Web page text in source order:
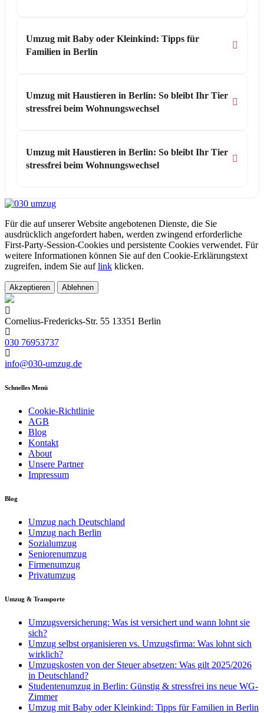
Umzug mit Baby oder Kleinkind: Tipps für
Familien in Berlin
Umzug mit Haustieren in Berlin: So bleibt Ihr Tier
stressfrei beim Wohnungswechsel
Umzug mit Haustieren in Berlin: So bleibt Ihr Tier
stressfrei beim Wohnungswechsel
Für die auf unserer Website angebotenen Dienste, die Sie
ausdrücklich angefordert haben, werden zwingend erforderliche
First-Party-Session-Cookies und persistente Cookies verwendet. Für
weitere Informationen können Sie auf den Cookie-Erklärungstext
zugreifen, indem Sie auflink klicken.
Akzeptieren Ablehnen
Cornelius-Fredericks-Str. 55 13351 Berlin
030 76953737
info@030-umzug.de
Schnelles Menü
Cookie-Richtlinie
AGB
Blog
Kontakt
About
Unsere Partner
Impressum
Blog
Umzug nach Deutschland
Umzug nach Berlin
Sozialumzug
Seniorenumzug
Firmenumzug
Privatumzug
Umzug & Transporte
Umzugsversicherung: Was ist versichert und wann lohnt sie
sich?
Umzug selbst organisieren vs. Umzugsfirma: Was lohnt sich
wirklich?
Umzugskosten von der Steuer absetzen: Was gilt 2025/2026
in Deutschland?
Studentenumzug in Berlin: Günstig & stressfrei ins neue WG-
Zimmer
Umzug mit Baby oder Kleinkind: Tipps für Familien in Berlin